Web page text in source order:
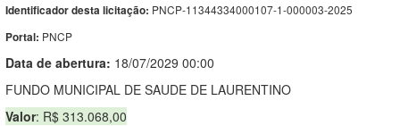
Identificador desta licitação: PNCP-11344334000107-1-000003-2025
Portal: PNCP
Data de abertura: 18/07/2029 00:00
FUNDO MUNICIPAL DE SAUDE DE LAURENTINO
Valor: R$ 313.068,00